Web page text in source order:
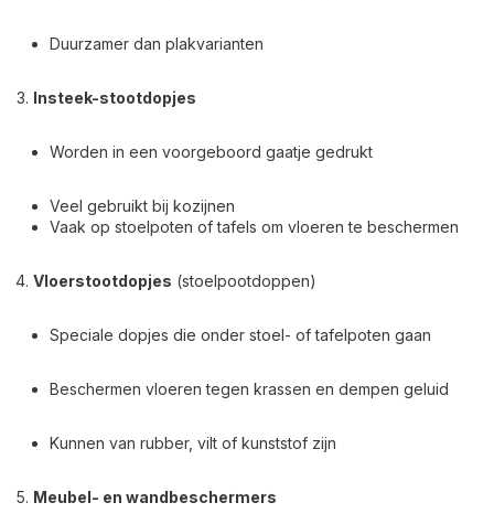
Duurzamer dan plakvarianten
Insteek-stootdopjes
Worden in een voorgeboord gaatje gedrukt
Veel gebruikt bij kozijnen
Vaak op stoelpoten of tafels om vloeren te beschermen
Vloerstootdopjes (stoelpootdoppen)
Speciale dopjes die onder stoel- of tafelpoten gaan
Beschermen vloeren tegen krassen en dempen geluid
Kunnen van rubber, vilt of kunststof zijn
Meubel- en wandbeschermers